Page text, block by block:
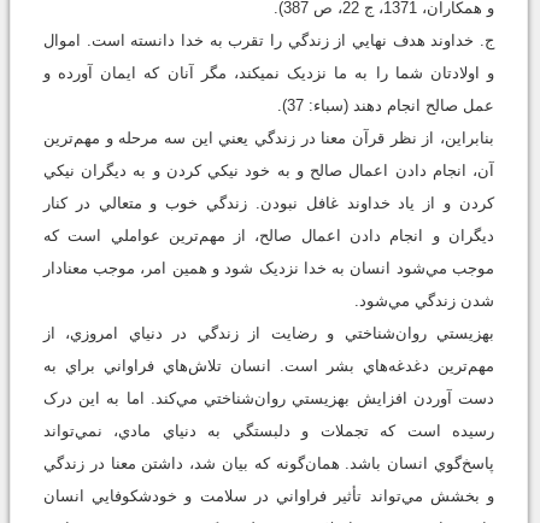
و همكاران، 1371، ج 22، ص 387).
ج. خداوند هدف نهايي از زندگي را تقرب به خدا دانسته است. اموال
و اولادتان شما را به ما نزديک نمي‏کند، مگر آنان که ايمان آورده و
عمل صالح انجام دهند (سباء: 37).
بنابراين، از نظر قرآن معنا در زندگي يعني اين سه مرحله و مهم‌ترين
آن، انجام دادن اعمال صالح و به خود نيکي کردن و به ديگران نيکي
کردن و از ياد خداوند غافل نبودن. زندگي خوب و متعالي در کنار
ديگران و انجام دادن اعمال صالح، از مهم‌ترين عواملي است که
موجب مي‌شود انسان به خدا نزديک شود و همين امر، موجب معنادار
شدن زندگي مي‌شود.
بهزيستي روان‌شناختي و رضايت از زندگي در دنياي امروزي، از
مهم‌ترين دغدغه‌هاي بشر است. انسان تلاش‌هاي فراواني براي به
دست آوردن افزايش بهزيستي روان‌شناختي مي‌کند. اما به اين درک
رسيده است كه تجملات و دلبستگي به دنياي مادي، نمي‌تواند
پاسخ‌گوي انسان باشد. همان‌گونه که بيان شد، داشتن معنا در زندگي
و بخشش مي‌تواند تأثير فراواني در سلامت و خودشکوفايي انسان